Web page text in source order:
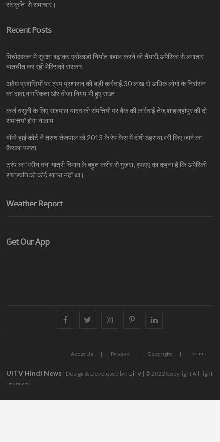
संस्कृति से समाचार।
Recent Posts
मिचोआकन में सुरक्षा बढ़ाकर एवोकाडो निर्यात बहाल करने की तैयारी,अमेरिका से लगातार
बातचीत कर रही मेक्सिको सरकार
अवैध प्रवासियों पर ट्रंप प्रशासन की बड़ी कार्रवाई,30 लाख से अधिक लोगों के निर्वासन
का दावा,नागरिकता और वीजा नियम भी हुए सख्त
कर्ज वसूली के लिए राजपाल यादव की संपत्तियों पर बैंक की कार्रवाई तेज,शाहजहांपुर की दो
संपत्तियाँ होंगी नीलाम
बॉम्बे हाई कोर्ट ने तरुण तेजपाल को 2013 के रेप केस में दोषी ठहराया,बरी किए जाने का
फ़ैसला पलटा
ट्रंप का ‘मरीन वन’ यात्री विमान के बहुत करीब से गुज़रा; एफएए का कहना है कि अमेरिकी
राष्ट्रपति को कोई खतरा नहीं था।
Weather Report
Get Our App
facebook twitter instagrampinterestlinkedin
About Us Privacy Copyright Terms
UiTV Hindi News | Design & Developed by: UiTV | © 2022 Copyright All right
reserved